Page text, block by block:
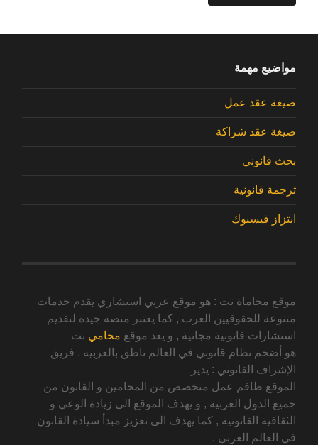
مواضيع مهمة
صيغة عقد عمل
صيغة عقد شراكة
بحث قانوني
ترجمة قانونية
ابتزاز فيسبوك
موقع محاماة نت : هو موقع عربي استشاري يقدم خدمات
متنوعة للحقوقيين العرب , كما يعتبر منصة جيدة لتقديم
استشارات قانونية مجانية , و يعد موقع محامي نت
هو أضخم نظام قانوني في العالم ناطق بالعربية . فريق
الإشراف القانوني : يدير
الموقع طاقم عمل متخصص من المحامين و القانون من
جميع الدول العربية , و يهدف الموقع الى زيادة الوعي و
الثقافية القانونية , كما يهدف الى تعزيز مبدأ سيادة القانون
في العالم العربي .